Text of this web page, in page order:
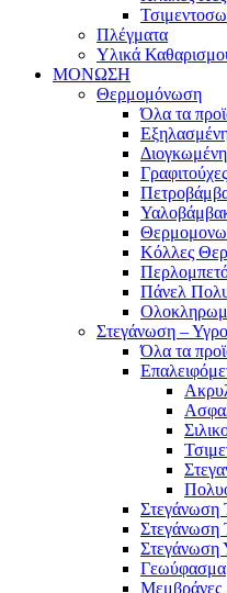
Πλέγματα
Υλικά
ΜΟΝΩΣΗ
Θερμομόνωση
Όλα τα
Κόλλες
Πάνελ
Στεγάνωση –
Όλα τα
Στεγάνωση
Στεγάνωση
Στεγάνωση
Γεωύφασμα
Μεμβράνες